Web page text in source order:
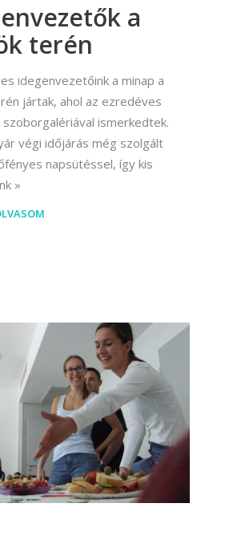
a
terén
idegenvezetőink a minap a
jártak, ahol az ezredéves
szoborgalériával ismerkedtek.
végi időjárás még szolgált
napsütéssel, így kis